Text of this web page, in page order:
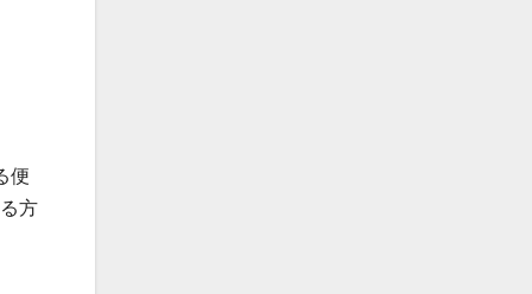
便
方